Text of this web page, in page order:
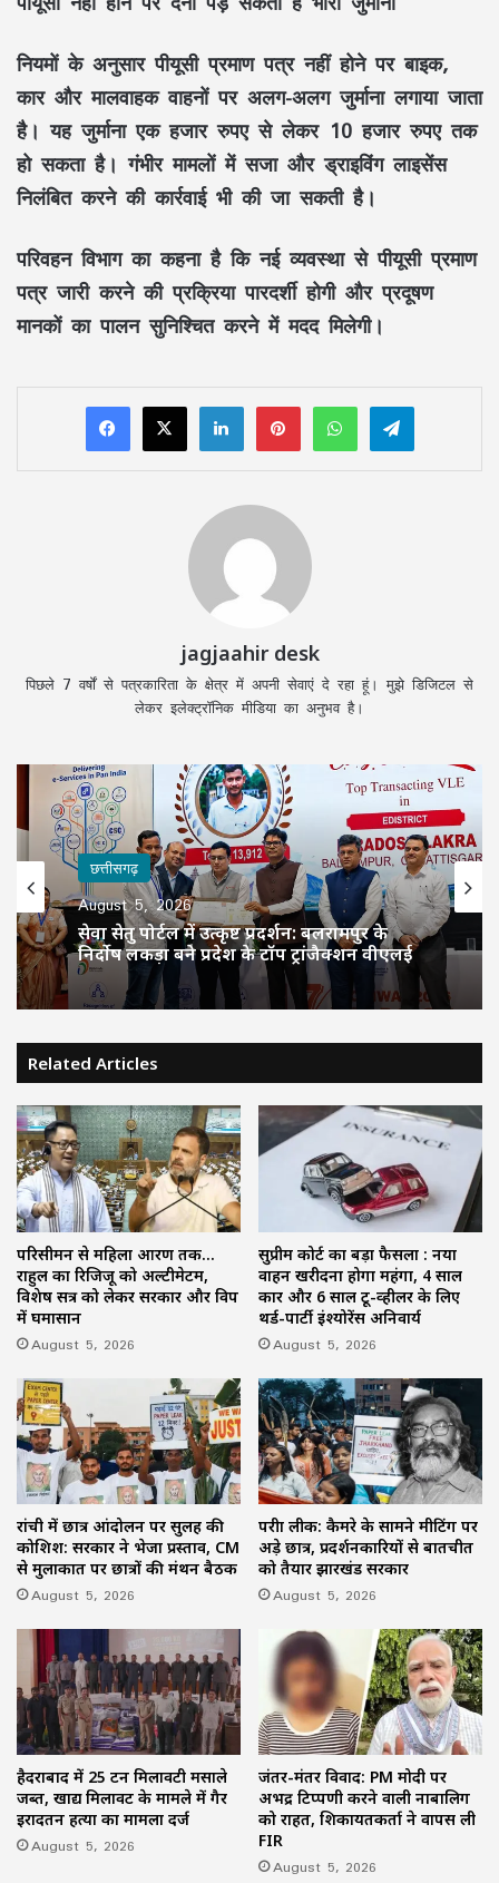
नियमों के अनुसार पीयूसी प्रमाण पत्र नहीं होने पर बाइक,
कार और मालवाहक वाहनों पर अलग-अलग जुर्माना लगाया जाता
है। यह जुर्माना एक हजार रुपए से लेकर 10 हजार रुपए तक
हो सकता है। गंभीर मामलों में सजा और ड्राइविंग लाइसेंस
निलंबित करने की कार्रवाई भी की जा सकती है।
परिवहन विभाग का कहना है कि नई व्यवस्था से पीयूसी प्रमाण
पत्र जारी करने की प्रक्रिया पारदर्शी होगी और प्रदूषण
मानकों का पालन सुनिश्चित करने में मदद मिलेगी।
LinkedInPinterestWhatsAppTelegram
jagjaahir desk
पिछले 7 वर्षों से पत्रकारिता के क्षेत्र में अपनी सेवाएं दे रहा हूं। मुझे डिजिटल से
लेकर इलेक्ट्रॉनिक मीडिया का अनुभव है।
छत्तीसगढ़
August 5, 2026
सेवा सेतु पोर्टल में उत्कृष्ट प्रदर्शन: बलरामपुर के
निर्दोष लकड़ा बने प्रदेश के टॉप ट्रांजैक्शन वीएलई
Related Articles
परिसीमन से महिला आरक्षण तक…
राहुल का रिजिजू को अल्टीमेटम,
विशेष सत्र को लेकर सरकार और विपक्ष
में घमासान
August 5, 2026
सुप्रीम कोर्ट का बड़ा फैसला : नया
वाहन खरीदना होगा महंगा, 4 साल
कार और 6 साल टू-व्हीलर के लिए
थर्ड-पार्टी इंश्योरेंस अनिवार्य
August 5, 2026
रांची में छात्र आंदोलन पर सुलह की
कोशिश: सरकार ने भेजा प्रस्ताव, CM
से मुलाकात पर छात्रों की मंथन बैठक
August 5, 2026
परीक्षा लीक: कैमरे के सामने मीटिंग पर
अड़े छात्र, प्रदर्शनकारियों से बातचीत
को तैयार झारखंड सरकार
August 5, 2026
हैदराबाद में 25 टन मिलावटी मसाले
जब्त, खाद्य मिलावट के मामले में गैर
इरादतन हत्या का मामला दर्ज
August 5, 2026
जंतर-मंतर विवाद: PM मोदी पर
अभद्र टिप्पणी करने वाली नाबालिग
को राहत, शिकायतकर्ता ने वापस ली
FIR
August 5, 2026